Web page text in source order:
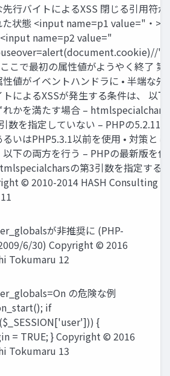
行バイトによるXSS 閉じる引用符が
た状態 <input name=p1 value="・>
<input name=p2 value="
">
こで最初の属性値がようやく終了 第
値がイベントハンドラに • 半端な先
によるXSSが発生する条件は、 以下
れかを満たす場合 – htmlspecialchars
数を指定していない – PHPの5.2.11
いはPHP5.3.1以前を使用 • 対策とし
下の両方を行う – PHPの最新版を使
の第3引数を指定する
© 2010-2014 HASH Consulting
が非推奨に (PHP-
6/30) Copyright © 2016
Tokumaru 12
の危険な例
if
{
= TRUE; } Copyright © 2016
Tokumaru 13